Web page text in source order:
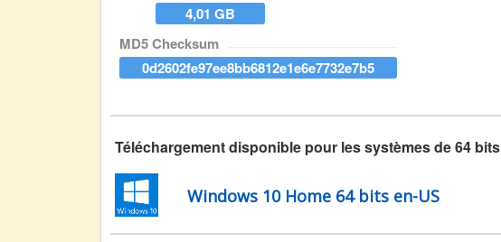
4,01 GB
MD5 Checksum
0d2602fe97ee8bb6812e1e6e7732e7b5
Téléchargement disponible pour les systèmes de 64 bits
Windows 10 Home 64 bits en-US